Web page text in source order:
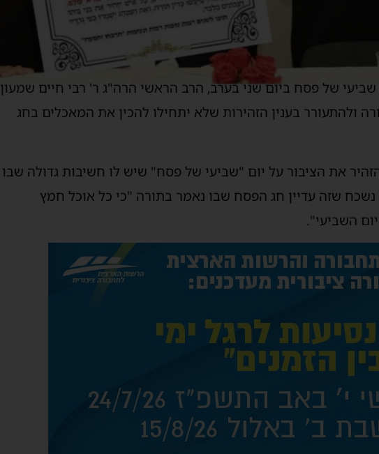
של פסח ביום שני בערב, הרב הראשי הרה"ג ר' רבי חיים שמעון
ולהתעורר בענין הזהירות שלא יתחילו להכין את המאכלים בחג
את הציבור על יום "שביעי של פסח" שיש לו חשיבות גדולה שבו
שזה עדיין חג הפסח שבו נאמר בתורה "כי כל אוכל חמץ
השביעי".